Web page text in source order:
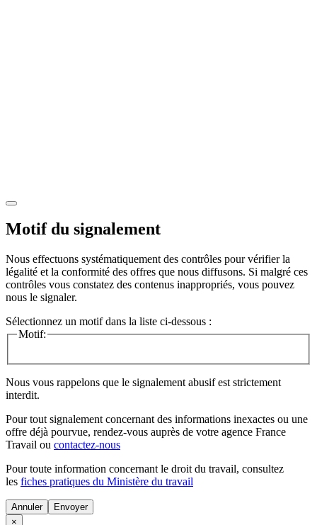
Motif du signalement
Nous effectuons systématiquement des contrôles pour vérifier la
légalité et la conformité des offres que nous diffusons. Si malgré ces
contrôles vous constatez des contenus inappropriés, vous pouvez
nous le signaler.
Sélectionnez un motif dans la liste ci-dessous :
Motif:
Nous vous rappelons que le signalement abusif est strictement
interdit.
Pour tout signalement concernant des informations inexactes ou une
offre déjà pourvue, rendez-vous auprès de votre agence France
Travail ou contactez-nous
Pour toute information concernant le droit du travail, consultez
les fiches pratiques du Ministère du travail
Annuler
×